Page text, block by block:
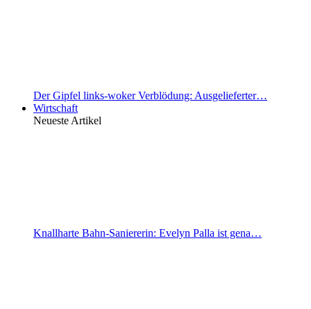
Der Gipfel links-woker Verblödung: Ausgelieferter…
Wirtschaft
Neueste Artikel
Knallharte Bahn-Saniererin: Evelyn Palla ist gena…